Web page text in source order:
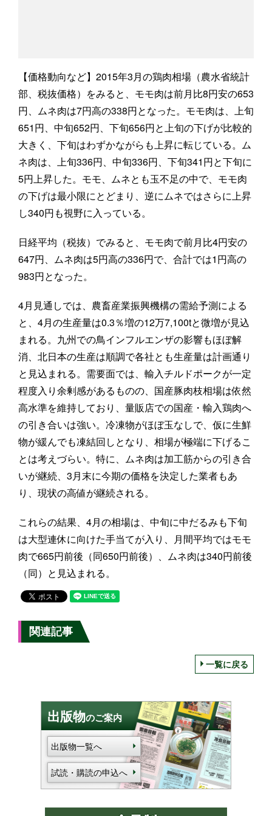
【価格動向など】2015年3月の鶏肉相場（農水省統計
部、税抜価格）をみると、モモ肉は前月比8円安の653
円、ムネ肉は7円高の338円となった。モモ肉は、上旬
651円、中旬652円、下旬656円と上旬の下げが比較的
大きく、下旬はわずかながらも上昇に転じている。ム
ネ肉は、上旬336円、中旬336円、下旬341円と下旬に
5円上昇した。モモ、ムネとも玉不足の中で、モモ肉
の下げは最小限にとどまり、逆にムネではさらに上昇
し340円も視野に入っている。
日経平均（税抜）でみると、モモ肉で前月比4円安の
647円、ムネ肉は5円高の336円で、合計では1円高の
983円となった。
4月見通しでは、農畜産業振興機構の需給予測による
と、4月の生産量は0.3％増の12万7,100tと微増が見込
まれる。九州での鳥インフルエンザの影響もほぼ解
消、北日本の生産は順調で各社とも生産量は計画通り
と見込まれる。需要面では、輸入チルドポークが一定
程度入り余剰感があるものの、国産豚肉枝相場は依然
高水準を維持しており、量販店での国産・輸入鶏肉へ
の引き合いは強い。冷凍物がほぼ玉なしで、仮に生鮮
物が緩んでも凍結回しとなり、相場が極端に下げるこ
とは考えづらい。特に、ムネ肉は加工筋からの引き合
いが継続、3月末に今期の価格を決定した業者もあ
り、現状の高値が継続される。
これらの結果、4月の相場は、中旬に中だるみも下旬
は大型連休に向けた手当てが入り、月間平均ではモモ
肉で665円前後（同650円前後）、ムネ肉は340円前後
（同）と見込まれる。
関連記事
一覧に戻る
出版物のご案内
出版物一覧へ
試読・購読の申込へ